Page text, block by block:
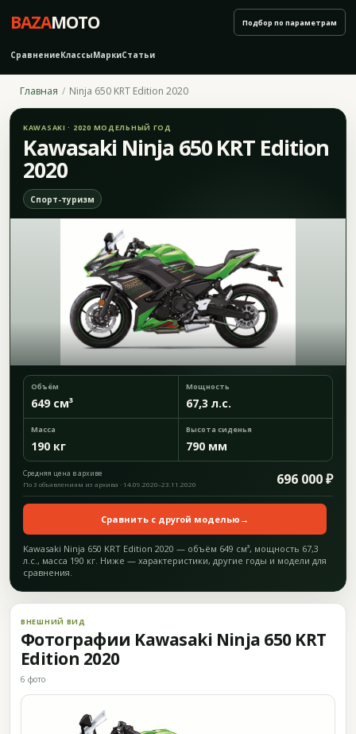
BAZAMOTO
СравнениеКлассыМаркиСтатьи
Подбор по параметрам
Главная Ninja 650 KRT Edition 2020
KAWASAKI · 2020 МОДЕЛЬНЫЙ ГОД
Kawasaki Ninja 650 KRT Edition
2020
Спорт-туризм
Объём
649 см³
Мощность
67,3 л.с.
Масса
190 кг
Высота сиденья
790 мм
Средняя цена в архиве 696 000 ₽
По 3 объявлениям из архива · 14.09.2020–23.11.2020
Сравнить с другой моделью →
Kawasaki Ninja 650 KRT Edition 2020 — объём 649 см³, мощность 67,3
л.с., масса 190 кг. Ниже — характеристики, другие годы и модели для
сравнения.
ВНЕШНИЙ ВИД
Фотографии Kawasaki Ninja 650 KRT
Edition 2020
6 фото